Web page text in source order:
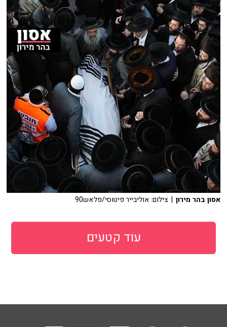
אסון בהר מירון | צילום: אוליבייר פיטוסי/פלאש90
עוד קטעים